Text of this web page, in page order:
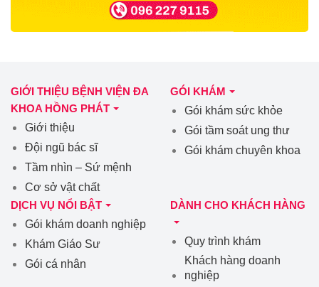
GIỚI THIỆU BỆNH VIỆN ĐA
KHOA HỒNG PHÁT
Giới thiệu
Đội ngũ bác sĩ
Tầm nhìn – Sứ mệnh
Cơ sở vật chất
GÓI KHÁM
Gói khám sức khỏe
Gói tầm soát ung thư
Gói khám chuyên khoa
DỊCH VỤ NỔI BẬT
Gói khám doanh nghiệp
Khám Giáo Sư
Gói cá nhân
DÀNH CHO KHÁCH HÀNG
Quy trình khám
Khách hàng doanh
nghiệp